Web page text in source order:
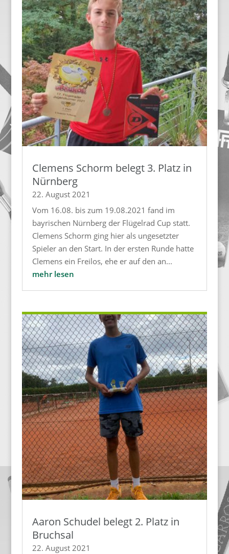
Clemens Schorm belegt 3. Platz in
Nürnberg
22. August 2021
Vom 16.08. bis zum 19.08.2021 fand im
bayrischen Nürnberg der Flügelrad Cup statt.
Clemens Schorm ging hier als ungesetzter
Spieler an den Start. In der ersten Runde hatte
Clemens ein Freilos, ehe er auf den an...
mehr lesen
Aaron Schudel belegt 2. Platz in
Bruchsal
22. August 2021